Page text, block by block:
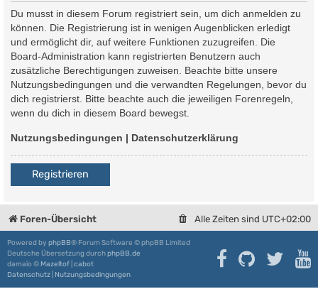
Du musst in diesem Forum registriert sein, um dich anmelden zu
können. Die Registrierung ist in wenigen Augenblicken erledigt
und ermöglicht dir, auf weitere Funktionen zuzugreifen. Die
Board-Administration kann registrierten Benutzern auch
zusätzliche Berechtigungen zuweisen. Beachte bitte unsere
Nutzungsbedingungen und die verwandten Regelungen, bevor du
dich registrierst. Bitte beachte auch die jeweiligen Forenregeln,
wenn du dich in diesem Board bewegst.
Nutzungsbedingungen | Datenschutzerklärung
Registrieren
Foren-Übersicht Alle Zeiten sind UTC+02:00
Powered by phpBB® Forum Software © phpBB Limited
Deutsche Übersetzung durchphpBB.de
damaïo © Mazeltof cabot
Datenschutz Nutzungsbedingungen